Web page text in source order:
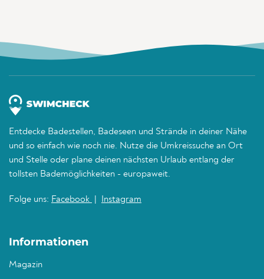
Entdecke Badestellen, Badeseen und Strände in deiner Nähe
und so einfach wie noch nie. Nutze die Umkreissuche an Ort
und Stelle oder plane deinen nächsten Urlaub entlang der
tollsten Bademöglichkeiten - europaweit.
Folge uns: Facebook Instagram
Informationen
Magazin